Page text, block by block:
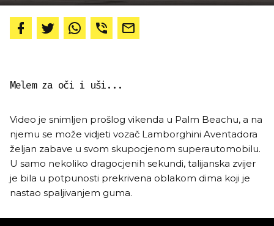
Melem za oči i uši...
Video je snimljen prošlog vikenda u Palm Beachu, a na
njemu se može vidjeti vozač Lamborghini Aventadora
željan zabave u svom skupocjenom superautomobilu.
U samo nekoliko dragocjenih sekundi, talijanska zvijer
je bila u potpunosti prekrivena oblakom dima koji je
nastao spaljivanjem guma.